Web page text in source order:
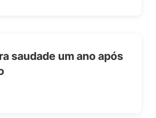
saudade um ano após